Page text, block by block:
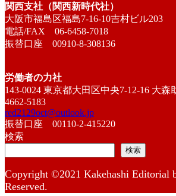
関西支社（関西新時代社）
大阪市福島区福島7-16-10吉村ビル203
電話/FAX 06-6458-7018
振替口座 00910-8-308136
労働者の力社
143-0024 東京都大田区中央7-12-16 大
4662-5183
red2129oct@outlook.jp
振替口座 00110-2-415220
検索
検索
Copyright ©2021 Kakehashi Editorial
Reserved.